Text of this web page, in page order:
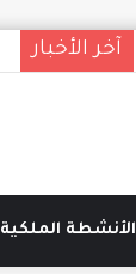
آخر الأخبار
الأنشطة الملكية